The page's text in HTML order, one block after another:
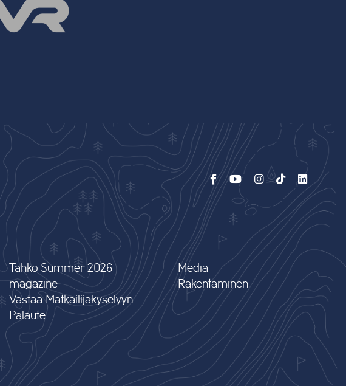
Tahko Summer 2026
magazine
Vastaa Matkailijakyselyyn
Palaute
Media
Rakentaminen